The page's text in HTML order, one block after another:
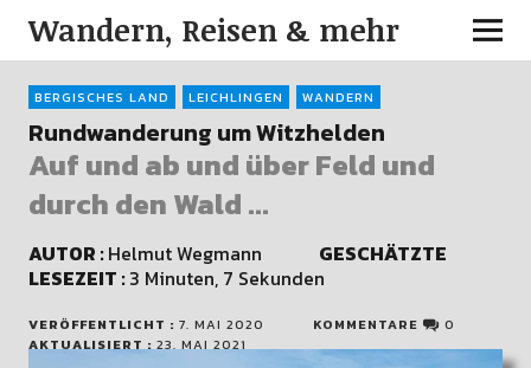
Wandern, Reisen & mehr
BERGISCHES LAND LEICHLINGEN WANDERN
Rundwanderung um Witzhelden
Auf und ab und über Feld und
durch den Wald ...
AUTOR :Helmut Wegmann GESCHÄTZTE
LESEZEIT :3 Minuten, 7 Sekunden
VERÖFFENTLICHT : 7. MAI 2020 KOMMENTARE
0
AKTUALISIERT : 23. MAI 2021